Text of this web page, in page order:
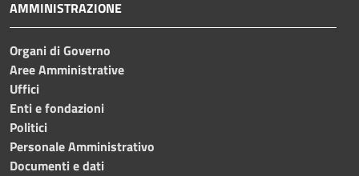
AMMINISTRAZIONE
Organi di Governo
Aree Amministrative
Uffici
Enti e fondazioni
Politici
Personale Amministrativo
Documenti e dati